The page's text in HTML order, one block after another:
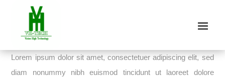
Lorem ipsum dolor sit amet, consectetuer adipiscing elit, sed
diam nonummy nibh euismod tincidunt ut laoreet dolore